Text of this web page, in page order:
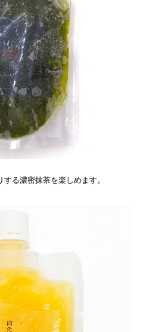
る濃密抹茶を楽しめます。